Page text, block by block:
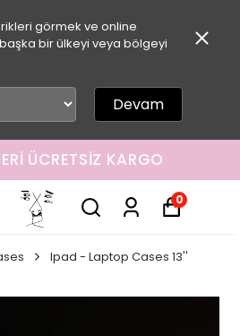
görmek ve online
bir ülkeyi veya bölgeyi
Devam
ÜCRETSIZ KARGO
0
Ipad - Laptop Cases 13''